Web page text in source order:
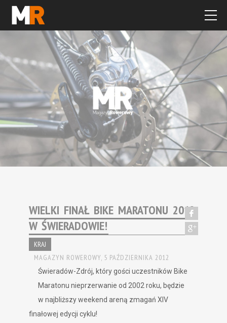
WIELKI FINAŁ BIKE MARATONU 2012
W ŚWIERADOWIE!
KRAJ
MAGAZYN ROWEROWY, 5 PAŹDZIERNIKA 2012
Świeradów-Zdrój, który gości uczestników Bike
Maratonu nieprzerwanie od 2002 roku, będzie
w najbliższy weekend areną zmagań XIV
finałowej edycji cyklu!